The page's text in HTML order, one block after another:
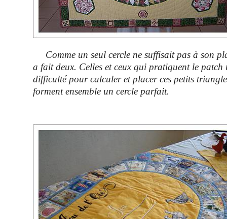
Comme un seul cercle ne suffisait pas à son
a fait deux. Celles et ceux qui pratiquent le
difficulté pour calculer et placer ces petits
forment ensemble un cercle parfait.